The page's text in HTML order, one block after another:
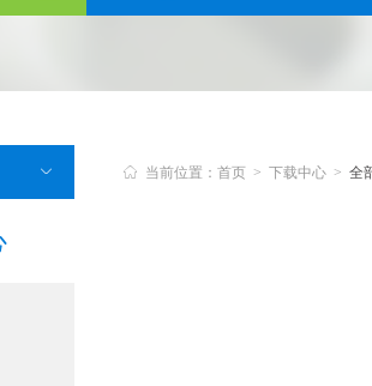
  当前位置：首页 > 下载中心 > 全